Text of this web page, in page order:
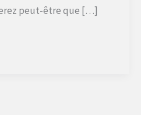
peut-être que […]